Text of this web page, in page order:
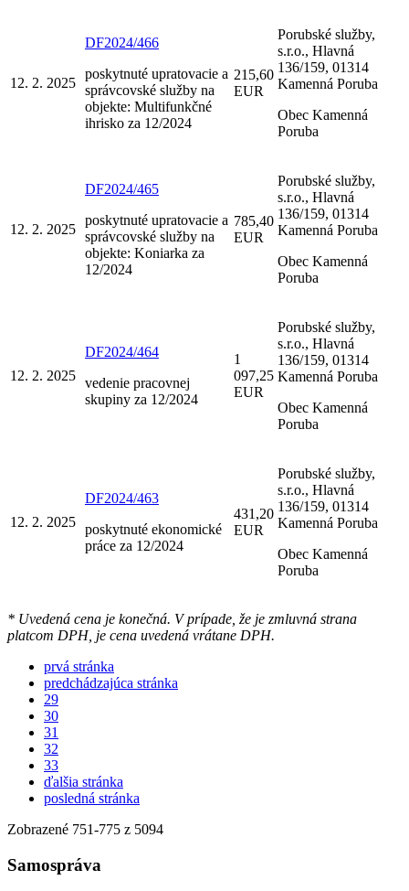
12. 2. 2025
DF2024/466
poskytnuté upratovacie a
správcovské služby na
objekte: Multifunkčné
ihrisko za 12/2024
215,60
EUR
Porubské služby,
s.r.o., Hlavná
136/159, 01314
Kamenná Poruba
Obec Kamenná
Poruba
12. 2. 2025
DF2024/465
poskytnuté upratovacie a
správcovské služby na
objekte: Koniarka za
12/2024
785,40
EUR
Porubské služby,
s.r.o., Hlavná
136/159, 01314
Kamenná Poruba
Obec Kamenná
Poruba
12. 2. 2025
DF2024/464
vedenie pracovnej
skupiny za 12/2024
1
097,25
EUR
Porubské služby,
s.r.o., Hlavná
136/159, 01314
Kamenná Poruba
Obec Kamenná
Poruba
12. 2. 2025
DF2024/463
poskytnuté ekonomické
práce za 12/2024
431,20
EUR
Porubské služby,
s.r.o., Hlavná
136/159, 01314
Kamenná Poruba
Obec Kamenná
Poruba
* Uvedená cena je konečná. V prípade, že je zmluvná strana
platcom DPH, je cena uvedená vrátane DPH.
prvá stránka
predchádzajúca stránka
29
30
31
32
33
ďalšia stránka
posledná stránka
Zobrazené 751-775 z 5094
Samospráva